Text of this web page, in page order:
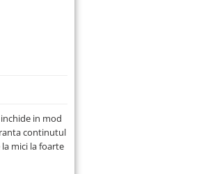
in mod
continutul
mici la foarte